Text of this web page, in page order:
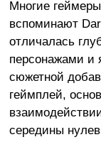
Многие
вспоминают
отличалась
персонажами и
сюжетной
геймплей,
середины